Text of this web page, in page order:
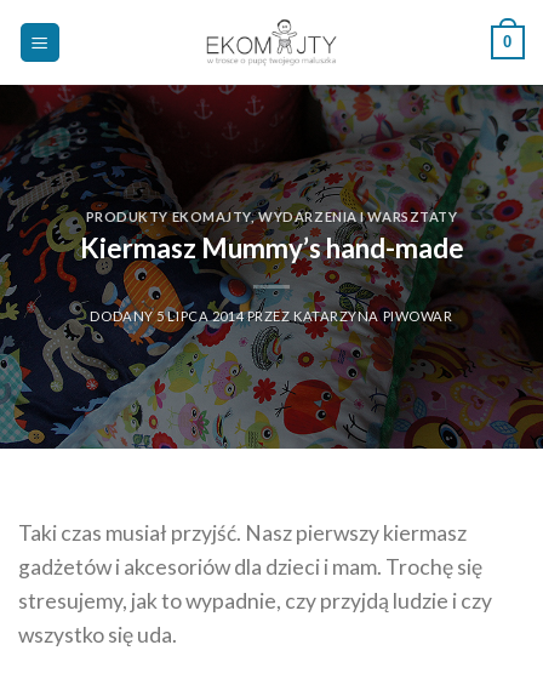
0
PRODUKTY EKOMAJTY,WYDARZENIA I WARSZTATY
Kiermasz Mummy’s hand-made
DODANY5 LIPCA 2014PRZEZKATARZYNA PIWOWAR
Taki czas musiał przyjść. Nasz pierwszy kiermasz
gadżetów i akcesoriów dla dzieci i mam. Trochę się
stresujemy, jak to wypadnie, czy przyjdą ludzie i czy
wszystko się uda.